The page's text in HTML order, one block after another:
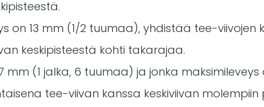
on 13 mm (1/2 tuumaa), yhdistää tee-viivojen
keskipisteestä kohti takarajaa.
mm (1 jalka, 6 tuumaa) ja jonka maksimileveys
tee-viivan kanssa keskiviivan molempiin